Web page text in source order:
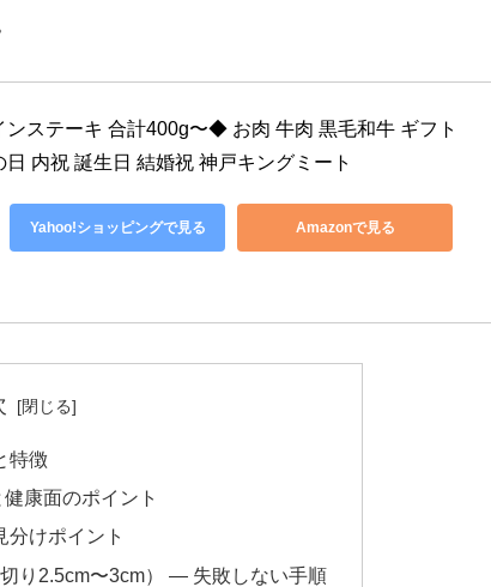
ステーキ 合計400g〜◆ お肉 牛肉 黒毛和牛 ギフト
内祝 誕生日 結婚祝 神戸キングミート
Yahoo!ショッピングで見る Amazonで見る
特徴
康面のポイント
けポイント
り2.5cm〜3cm） — 失敗しない手順